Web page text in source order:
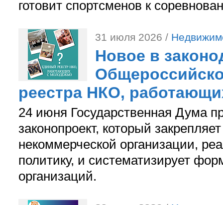
готовит спортсменов к
31 июля 2026 /
Новое в
реестра НКО,
24 июня Государственная Дума
законопроект, который
некоммерческой организации,
политику, и систематизирует
организаций.